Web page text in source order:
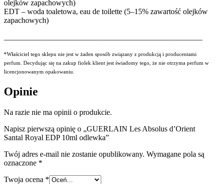
olejków zapachowych)
EDT – woda toaletowa, eau de toilette (5–15% zawartość olejków
zapachowych)
*Właściciel tego sklepu nie jest w żaden sposób związany z produkcją i producentami
perfum. Decydując się na zakup fiolek klient jest świadomy tego, że nie otrzyma perfum w
licencjonowanym opakowaniu.
Opinie
Na razie nie ma opinii o produkcie.
Napisz pierwszą opinię o „GUERLAIN Les Absolus d’Orient
Santal Royal EDP 10ml odlewka”
Twój adres e-mail nie zostanie opublikowany. Wymagane pola są
oznaczone *
Twoja ocena *